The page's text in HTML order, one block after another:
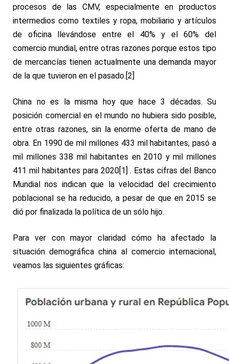
procesos de las CMV, especialmente en productos
intermedios como textiles y ropa, mobiliario y artículos
de oficina llevándose entre el 40% y el 60% del
comercio mundial, entre otras razones porque estos tipo
de mercancías tienen actualmente una demanda mayor
de la que tuvieron en el pasado.[2]
China no es la misma hoy que hace 3 décadas. Su
posición comercial en el mundo no hubiera sido posible,
entre otras razones, sin la enorme oferta de mano de
obra. En 1990 demil millones 433 mil habitantes, pasó a
mil millones 338 mil habitantes en 2010 y mil millones
411 mil habitantes para 2020[1] . Estas cifras del Banco
Mundial nos indican que la velocidad del crecimiento
poblacional se ha reducido, a pesar de que en 2015 se
dió por finalizada la política de un sólo hijo.
Para ver con mayor claridad cómo ha afectado la
situación demográfica china al comercio internacional,
veamos las siguientes gráficas: